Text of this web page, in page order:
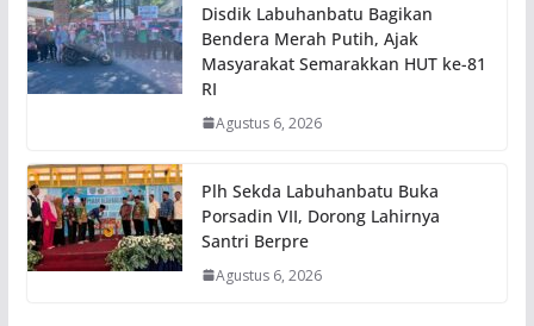
Disdik Labuhanbatu Bagikan
Bendera Merah Putih, Ajak
Masyarakat Semarakkan HUT ke-81
RI
Agustus 6, 2026
Plh Sekda Labuhanbatu Buka
Porsadin VII, Dorong Lahirnya
Santri Berpre
Agustus 6, 2026